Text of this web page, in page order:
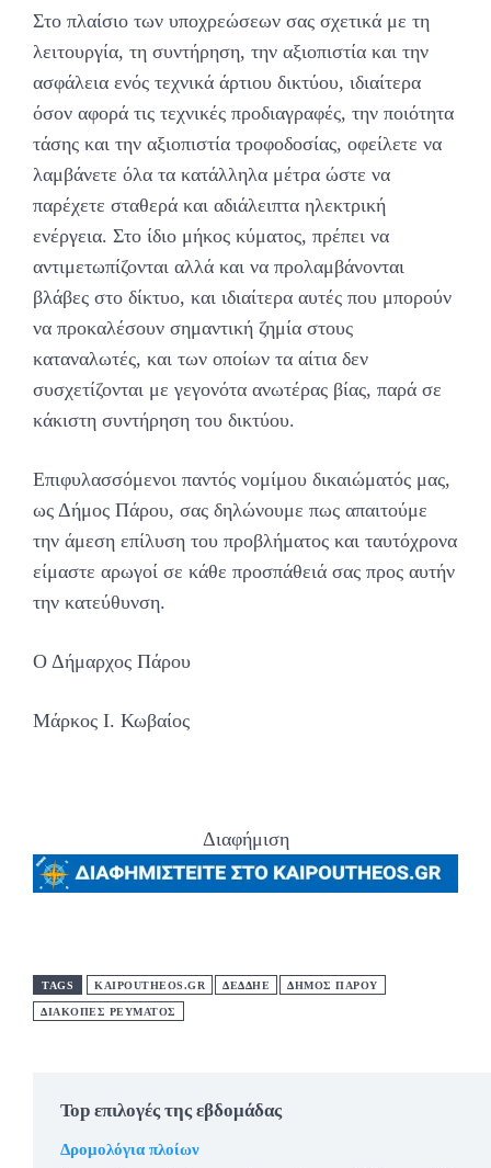
Στο πλαίσιο των υποχρεώσεων σας σχετικά με τη
λειτουργία, τη συντήρηση, την αξιοπιστία και την
ασφάλεια ενός τεχνικά άρτιου δικτύου, ιδιαίτερα
όσον αφορά τις τεχνικές προδιαγραφές, την ποιότητα
τάσης και την αξιοπιστία τροφοδοσίας, οφείλετε να
λαμβάνετε όλα τα κατάλληλα μέτρα ώστε να
παρέχετε σταθερά και αδιάλειπτα ηλεκτρική
ενέργεια. Στο ίδιο μήκος κύματος, πρέπει να
αντιμετωπίζονται αλλά και να προλαμβάνονται
βλάβες στο δίκτυο, και ιδιαίτερα αυτές που μπορούν
να προκαλέσουν σημαντική ζημία στους
καταναλωτές, και των οποίων τα αίτια δεν
συσχετίζονται με γεγονότα ανωτέρας βίας, παρά σε
κάκιστη συντήρηση του δικτύου.
Επιφυλασσόμενοι παντός νομίμου δικαιώματός μας,
ως Δήμος Πάρου, σας δηλώνουμε πως απαιτούμε
την άμεση επίλυση του προβλήματος και ταυτόχρονα
είμαστε αρωγοί σε κάθε προσπάθειά σας προς αυτήν
την κατεύθυνση.
Ο Δήμαρχος Πάρου
Μάρκος Ι. Κωβαίος
Διαφήμιση
TAGS KAIPOUTHEOS.GR ΔΕΔΔΗΕ ΔΗΜΟΣ ΠΑΡΟΥ
ΔΙΑΚΟΠΕΣ ΡΕΥΜΑΤΟΣ
Top επιλογές της εβδομάδας
Δρομολόγια πλοίων